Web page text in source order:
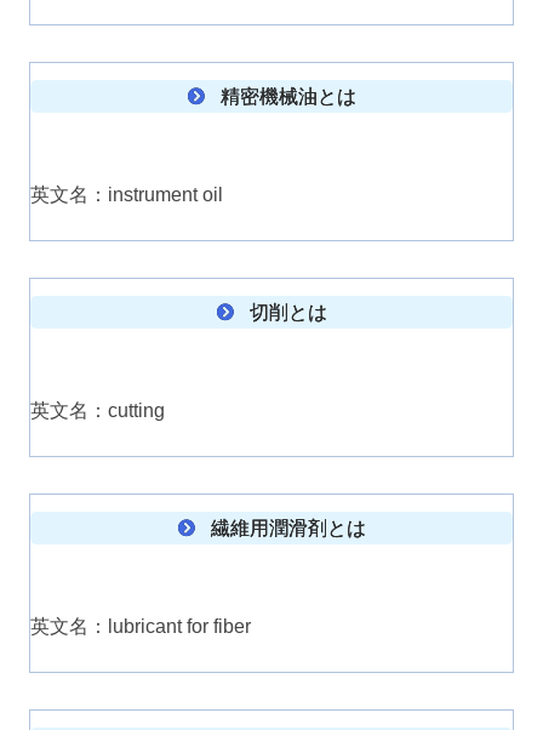
精密機械油とは
英文名：instrument oil
切削とは
英文名：cutting
繊維用潤滑剤とは
英文名：lubricant for fiber